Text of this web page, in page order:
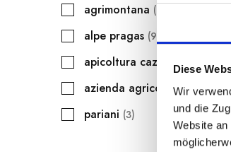
Diese
Wir
und die
Website
schokolade und bonbons
süße aufstriche 34
cremige aufstriche
4
honig
20
agrimontana
alpe pragas 9
apicoltura cazzola
azienda agricola la fenice 3
pariani 3